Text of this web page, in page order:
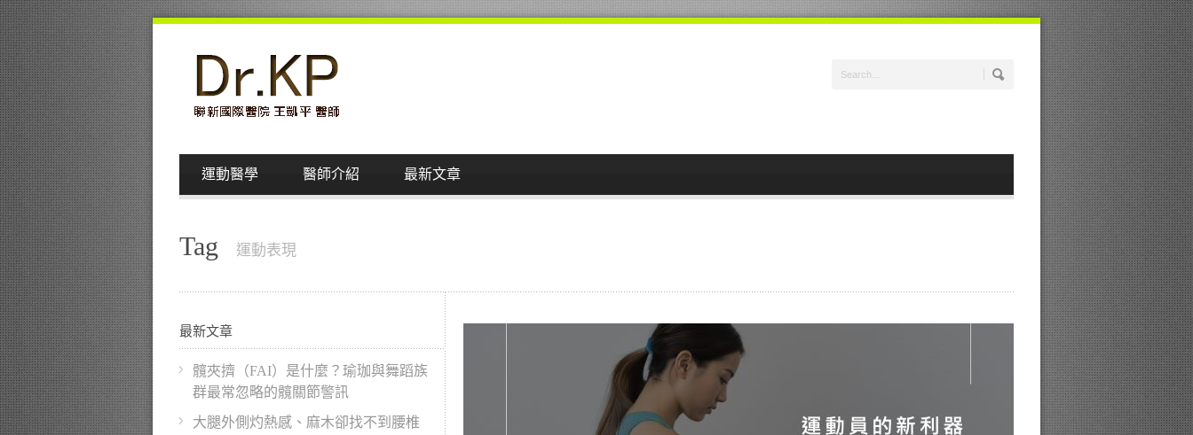
運動醫學 醫師介紹 最新文章
Tag 運動表現
最新文章
髖夾擠（FAI）是什麼？瑜珈與舞蹈族
群最常忽略的髖關節警訊
大腿外側灼熱感、麻木卻找不到腰椎